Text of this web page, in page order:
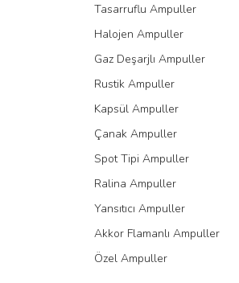
Tasarruflu Ampuller
Halojen Ampuller
Gaz Deşarjlı Ampuller
Rustik Ampuller
Kapsül Ampuller
Çanak Ampuller
Spot Tipi Ampuller
Ralina Ampuller
Yansıtıcı Ampuller
Akkor Flamanlı Ampuller
Özel Ampuller